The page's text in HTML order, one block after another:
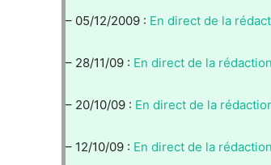
– 05/12/2009 : En direct de la
– 28/11/09 : En direct de la
– 20/10/09 : En direct de la
– 12/10/09 : En direct de la